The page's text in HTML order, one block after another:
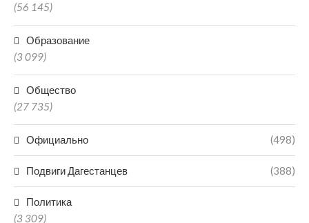
(56 145)
Образование
(3 099)
Общество
(27 735)
Официально (498)
Подвиги Дагестанцев (388)
Политика
(3 309)